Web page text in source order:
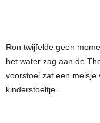
Ron twijfelde geen
het water zag aan de
voorstoel zat een
kinderstoeltje.